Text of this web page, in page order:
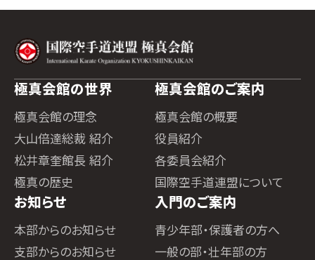
極真会館の世界
極真会館の理念
大山倍達総裁 紹介
松井章奎館長 紹介
極真の歴史
極真会館のご案内
極真会館の概要
役員紹介
各委員会紹介
国際空手道連盟について
お知らせ
本部からのお知らせ
支部からのお知らせ
入門のご案内
青少年部・保護者の方へ
一般の部・壮年部の方